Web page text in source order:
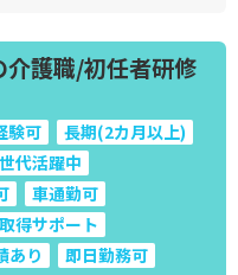
護職/初任者研修
験可
長期(2カ月以上)
代活躍中
車通勤可
得サポート
あり 即日勤務可